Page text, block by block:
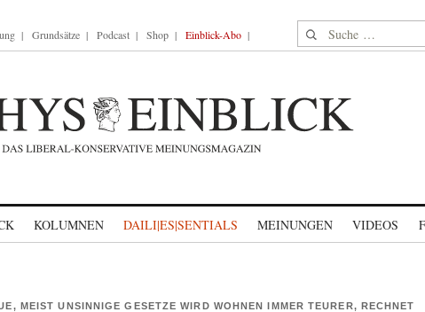
Grundsätze Podcast Shop Einblick-Abo Suche nach:
KOLUMNEN DAILI|ES|SENTIALS MEINUNGEN VIDEOS
MEIST UNSINNIGE GESETZE WIRD WOHNEN IMMER TEURER, RECHNET